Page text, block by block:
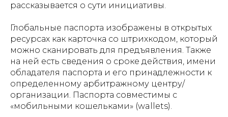
рассказывается о сути инициативы.
Глобальные паспорта изображены в открытых
ресурсах как карточка со штрихкодом, который
можно сканировать для предъявления. Также
на ней есть сведения о сроке действия, имени
обладателя паспорта и его принадлежности к
определенному арбитражному центру/
организации. Паспорта совместимы с
«мобильными кошельками» (wallets).